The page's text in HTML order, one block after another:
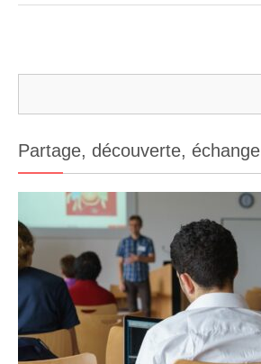
Partage, découverte, échange